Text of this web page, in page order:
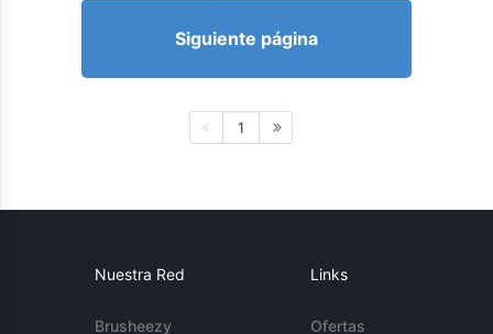
Siguiente página
1
Nuestra Red
Brusheezy
Links
Ofertas